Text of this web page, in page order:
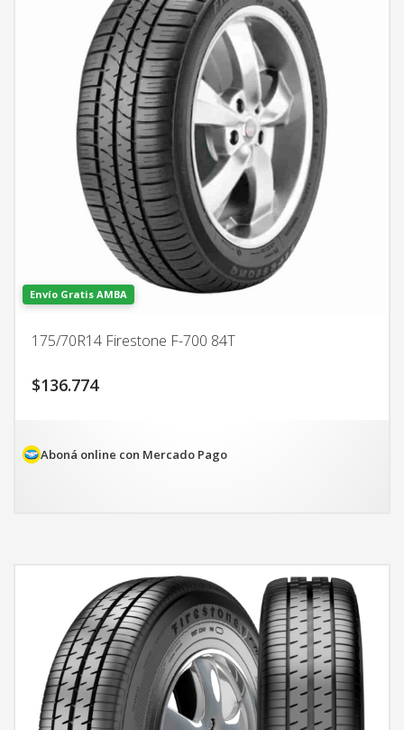
Envío Gratis AMBA
175/70R14 Firestone F-700 84T
$136.774
Aboná online con Mercado Pago